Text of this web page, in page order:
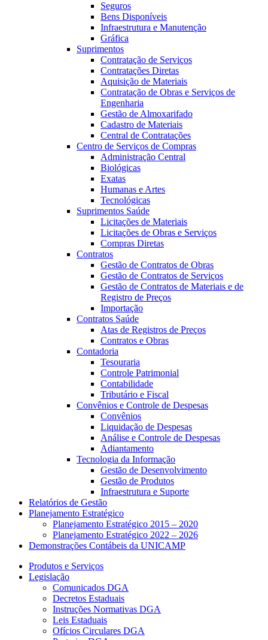
Seguros
Bens Disponíveis
Infraestrutura e Manutenção
Gráfica
Suprimentos
Contratação de Serviços
Contratações Diretas
Aquisição de Materiais
Contratação de Obras e Serviços de
Engenharia
Gestão de Almoxarifado
Cadastro de Materiais
Central de Contratações
Centro de Serviços de Compras
Administração Central
Biológicas
Exatas
Humanas e Artes
Tecnológicas
Suprimentos Saúde
Licitações de Materiais
Licitações de Obras e Serviços
Compras Diretas
Contratos
Gestão de Contratos de Obras
Gestão de Contratos de Serviços
Gestão de Contratos de Materiais e de
Registro de Preços
Importação
Contratos Saúde
Atas de Registros de Preços
Contratos e Obras
Contadoria
Tesouraria
Controle Patrimonial
Contabilidade
Tributário e Fiscal
Convênios e Controle de Despesas
Convênios
Liquidação de Despesas
Análise e Controle de Despesas
Adiantamento
Tecnologia da Informação
Gestão de Desenvolvimento
Gestão de Produtos
Infraestrutura e Suporte
Relatórios de Gestão
Planejamento Estratégico
Planejamento Estratégico 2015 – 2020
Planejamento Estratégico 2022 – 2026
Demonstrações Contábeis da UNICAMP
Produtos e Serviços
Legislação
Comunicados DGA
Decretos Estaduais
Instruções Normativas DGA
Leis Estaduais
Ofícios Circulares DGA